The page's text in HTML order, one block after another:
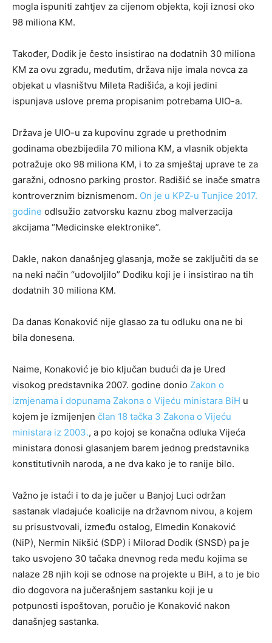
mogla ispuniti zahtjev za cijenom objekta, koji iznosi oko
98 miliona KM.
Također, Dodik je često insistirao na dodatnih 30 miliona
KM za ovu zgradu, međutim, država nije imala novca za
objekat u vlasništvu Mileta Radišića, a koji jedini
ispunjava uslove prema propisanim potrebama UIO-a.
Država je UIO-u za kupovinu zgrade u prethodnim
godinama obezbijedila 70 miliona KM, a vlasnik objekta
potražuje oko 98 miliona KM, i to za smještaj uprave te za
garažni, odnosno parking prostor. Radišić se inače smatra
kontroverznim biznismenom. On je u KPZ-u Tunjice 2017.
godine odlsužio zatvorsku kaznu zbog malverzacija
akcijama “Medicinske elektronike”.
Dakle, nakon današnjeg glasanja, može se zaključiti da se
na neki način “udovoljilo” Dodiku koji je i insistirao na tih
dodatnih 30 miliona KM.
Da danas Konaković nije glasao za tu odluku ona ne bi
bila donesena.
Naime, Konaković je bio ključan budući da je Ured
visokog predstavnika 2007. godine donio Zakon o
izmjenama i dopunama Zakona o Vijeću ministara BiH u
kojem je izmijenjen član 18 tačka 3 Zakona o Vijeću
ministara iz 2003., a po kojoj se konačna odluka Vijeća
ministara donosi glasanjem barem jednog predstavnika
konstitutivnih naroda, a ne dva kako je to ranije bilo.
Važno je istaći i to da je jučer u Banjoj Luci održan
sastanak vladajuće koalicije na državnom nivou, a kojem
su prisustvovali, između ostalog, Elmedin Konaković
(NiP), Nermin Nikšić (SDP) i Milorad Dodik (SNSD) pa je
tako usvojeno 30 tačaka dnevnog reda među kojima se
nalaze 28 njih koji se odnose na projekte u BiH, a to je bio
dio dogovora na jučerašnjem sastanku koji je u
potpunosti ispoštovan, poručio je Konaković nakon
današnjeg sastanka.